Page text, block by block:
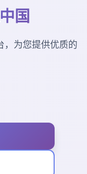
国
，为您提供优质的